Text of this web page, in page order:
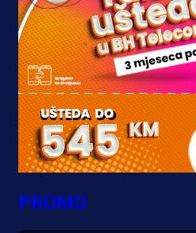
PROMO